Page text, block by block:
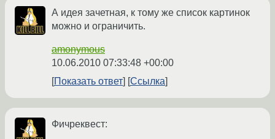
А идея зачетная, к тому же список картинок
можно и ограничить.
amonymous
10.06.2010 07:33:48 +00:00
Показать ответ
Ссылка
Фичреквест: